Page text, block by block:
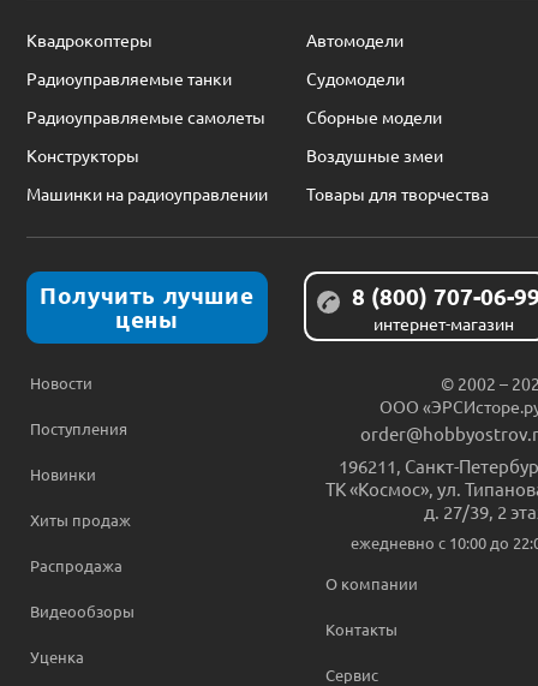
Квадрокоптеры
Автомодели
Радиоуправляемые танки
Судомодели
Радиоуправляемые самолеты
Сборные модели
Конструкторы
Воздушные змеи
Машинки на радиоуправлении
Товары для творчества
Получить лучшие
цены
8 (800) 707-06-
интернет-магазин
Новости
Поступления
Новинки
Хиты продаж
Распродажа
Видеообзоры
Уценка
© 2002 –
ООО
196211 Санкт-
ТК «Космос», ул.
д. 27/39, 2
ежедневно c 10:00 до
О компании
Контакты
Сервис